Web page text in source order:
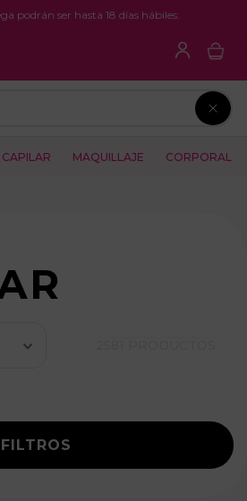
podrán ser hasta 18 días hábiles.
CAPILAR MAQUILLAJE CORPORAL
FILTROS